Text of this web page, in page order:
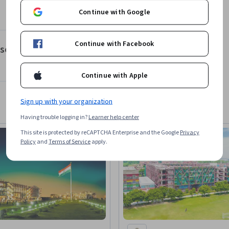
économique urbain.
sous licence Creative Commons (BY / NC
l'utilisation de modèles
et les modèles marxistes
et technologies
et technologies
Continue with Google
Continue with Facebook
Continue with Apple
Sign up with your organization
Having trouble logging in?Learner help center
This site is protected by reCAPTCHA Enterprise and the GooglePrivacy
PolicyandTerms of Serviceapply.